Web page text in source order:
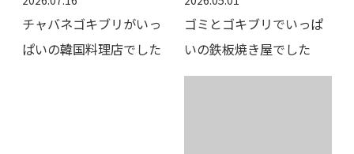
チャバネゴキブリがいっ
ぱいの韓国料理店でした
ゴミとゴキブリでいっぱ
いの鉄板焼き屋でした